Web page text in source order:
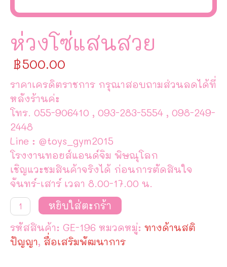
ห่วงโซ่แสนสวย
฿500.00
ราคาเครดิตราชการ กรุณาสอบถามส่วนลดได้ที่
หลังร้านค่ะ
โทร. 055-906410 , 093-283-5554 , 098-249-
2448
Line : @toys_gym2015
โรงงานทอยส์แอนด์จิม พิษณุโลก
เชิญแวะชมสินค้าจริงได้ ก่อนการตัดสินใจ
จันทร์-เสาร์ เวลา 8.00-17.00 น.
จำนวน
ห่วง
โซ่
แสน
สวย
ชิ้น
หยิบใส่ตะกร้า
รหัสสินค้า: GE-196 หมวดหมู่: ทางด้านสติ
ปัญญา, สื่อเสริมพัฒนาการ